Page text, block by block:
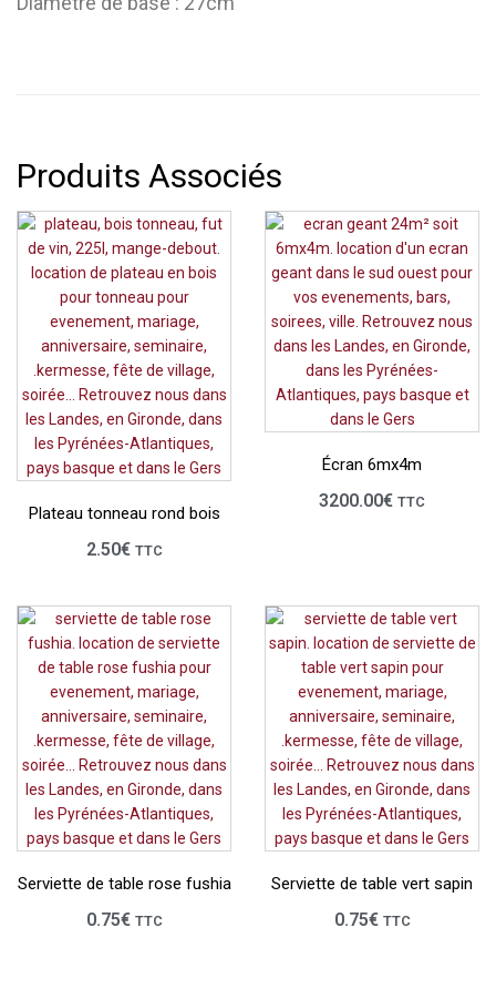
Produits Associés
Plateau tonneau rond bois
2.50€ TTC
Écran 6mx4m
3200.00€ TTC
Serviette de table rose fushia
0.75€ TTC
Serviette de table vert sapin
0.75€ TTC